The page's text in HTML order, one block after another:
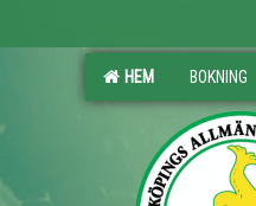
HEM BOKNING